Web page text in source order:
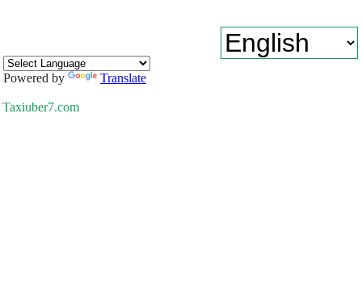
Powered by Translate
Taxiuber7.com